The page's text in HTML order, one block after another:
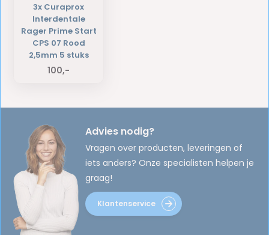
3x Curaprox
Interdentale
Rager Prime Start
CPS 07 Rood
2,5mm 5 stuks
100,-
Advies nodig?
Vragen over producten, leveringen of
iets anders? Onze specialisten helpen je
graag!
Klantenservice